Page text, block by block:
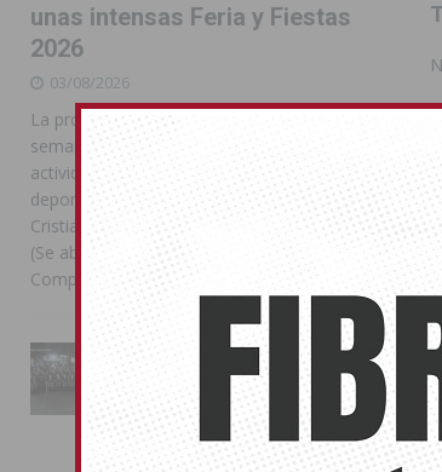
unas intensas Feria y Fiestas
2026
03/08/2026
La programación reunió durante más de una
semana actos institucionales, conciertos,
actividades familiares, competiciones
deportivas y las celebraciones de Moros y
Cristianos Compártelo: Comparte en Facebook
(Se abre en una ventana nueva) Facebook
Compartir en
La Entrada Cristiana llena de
esplendor las calles de
Almoradí en una multitudinaria
jornada festera
02/08/2026